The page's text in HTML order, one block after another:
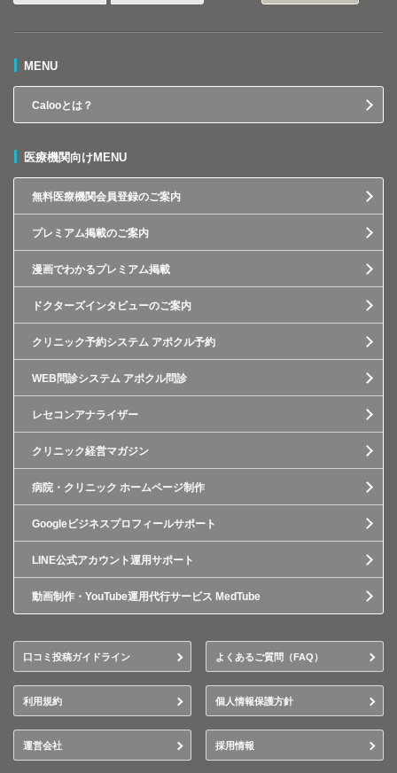
MENU
Calooとは？
医療機関向けMENU
無料医療機関会員登録のご案内
プレミアム掲載のご案内
漫画でわかるプレミアム掲載
ドクターズインタビューのご案内
クリニック予約システム アポクル予約
WEB問診システム アポクル問診
レセコンアナライザー
クリニック経営マガジン
病院・クリニック ホームページ制作
Googleビジネスプロフィールサポート
LINE公式アカウント運用サポート
動画制作・YouTube運用代行サービス MedTube
口コミ投稿ガイドライン よくあるご質問（FAQ）
利用規約 個人情報保護方針
運営会社 採用情報